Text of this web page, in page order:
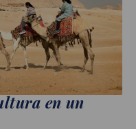
en un